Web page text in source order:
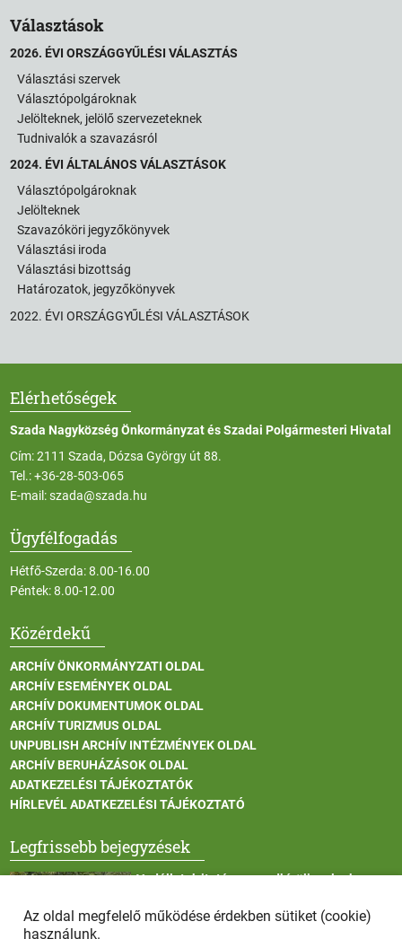
Választások
2026. ÉVI ORSZÁGGYŰLÉSI VÁLASZTÁS
Választási szervek
Választópolgároknak
Jelölteknek, jelölő szervezeteknek
Tudnivalók a szavazásról
2024. ÉVI ÁLTALÁNOS VÁLASZTÁSOK
Választópolgároknak
Jelölteknek
Szavazóköri jegyzőkönyvek
Választási iroda
Választási bizottság
Határozatok, jegyzőkönyvek
2022. ÉVI ORSZÁGGYŰLÉSI VÁLASZTÁSOK
Elérhetőségek
Szada Nagyközség Önkormányzat és Szadai Polgármesteri Hivatal
Cím: 2111 Szada, Dózsa György út 88.
Tel.:+36-28-503-065
E-mail:szada@szada.hu
Ügyfélfogadás
Hétfő-Szerda: 8.00-16.00
Péntek: 8.00-12.00
Közérdekű
ARCHÍV ÖNKORMÁNYZATI OLDAL
ARCHÍV ESEMÉNYEK OLDAL
ARCHÍV DOKUMENTUMOK OLDAL
ARCHÍV TURIZMUS OLDAL
UNPUBLISH ARCHÍV INTÉZMÉNYEK OLDAL
ARCHÍV BERUHÁZÁSOK OLDAL
ADATKEZELÉSI TÁJÉKOZTATÓK
HÍRLEVÉL ADATKEZELÉSI TÁJÉKOZTATÓ
Legfrissebb bejegyzések
Vadállatok itatása a rendkívüli melegben
Az oldal megfelelő működése érdekben sütiket (cookie)
használunk.